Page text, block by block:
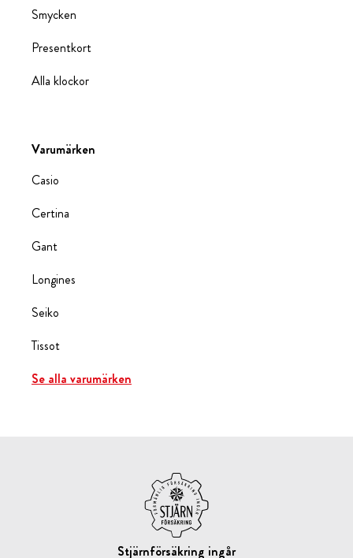
Smycken
Presentkort
Alla klockor
Varumärken
Casio
Certina
Gant
Longines
Seiko
Tissot
Se alla varumärken
Stjärnförsäkring ingår